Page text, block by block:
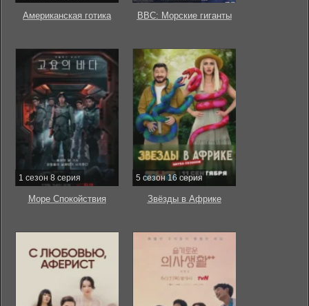
Американская готика BBC: Морские гиганты
1 сезон 8 серия
Море Спокойствия
5 сезон 16 серия
Звёзды в Африке